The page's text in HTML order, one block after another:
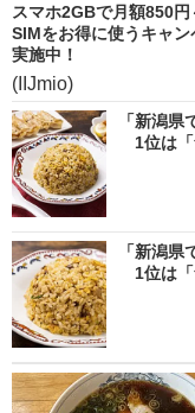
スマホ2GBで月額850円
SIMをお得に使うキャン
実施中！
(IIJmio)
「新潟
1位は「
「新潟
1位は「